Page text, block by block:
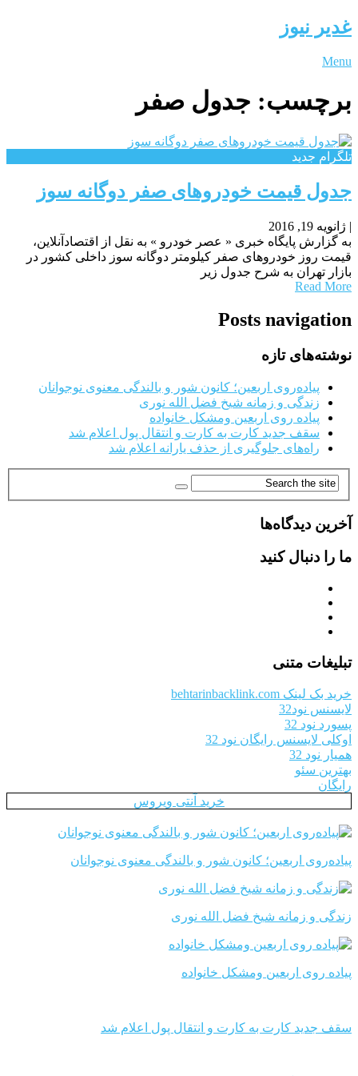
غدیر نیوز
Menu
برچسب: جدول صفر
تلگرام جدید
جدول قیمت خودروهای صفر دوگانه سوز
| ژانویه 19, 2016
به گزارش پایگاه خبری « عصر خودرو » به نقل از اقتصادآنلاین،
قیمت روز خودروهای صفر کیلومتر دوگانه سوز داخلی کشور در
بازار تهران به شرح جدول زیر
Read More
Posts navigation
نوشته‌های تازه
پیاده‌روی اربعین؛ کانون شور و بالندگی معنوی نوجوانان
زندگی و زمانه شیخ فضل الله نوری
پیاده روی اربعین ومشکل خانواده
سقف جدید کارت به کارت و انتقال پول اعلام شد
راه‌های جلوگیری از حذف یارانه اعلام شد
آخرین دیدگاه‌ها
ما را دنبال کنید
تبلیغات متنی
خرید بک لینک behtarinbacklink.com
لایسنس نود32
پسورد نود 32
اوکلی لایسنس رایگان نود 32
همیار نود 32
بهترین سئو
رایگان
خرید آنتی ویروس
پیاده‌روی اربعین؛ کانون شور و بالندگی معنوی نوجوانان
زندگی و زمانه شیخ فضل الله نوری
پیاده روی اربعین ومشکل خانواده
سقف جدید کارت به کارت و انتقال پول اعلام شد